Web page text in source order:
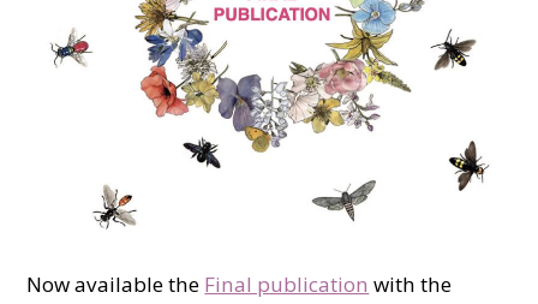
Now available the Final publication with the